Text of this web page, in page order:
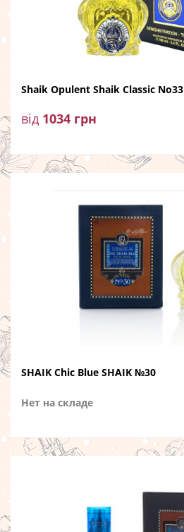
Shaik Opulent Shaik Classic No33
від 1034 грн
SHAIK Chic Blue SHAIK №30
Нет на складе